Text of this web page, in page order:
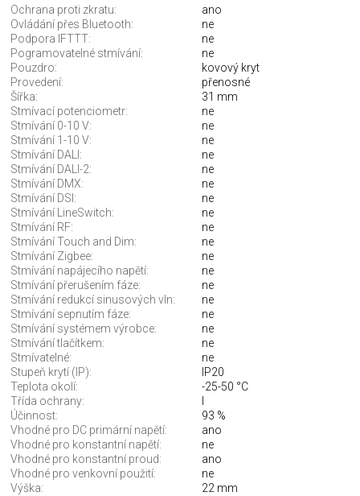
Ochrana proti zkratu:
ano
Ovládání přes Bluetooth:
ne
Podpora IFTTT:
ne
Pogramovatelné stmívání:
ne
Pouzdro:
kovový kryt
Provedení:
přenosné
Šířka:
31 mm
Stmívací potenciometr:
ne
Stmívání 0-10 V:
ne
Stmívání 1-10 V:
ne
Stmívání DALI:
ne
Stmívání DALI-2:
ne
Stmívání DMX:
ne
Stmívání DSI:
ne
Stmívání LineSwitch:
ne
Stmívání RF:
ne
Stmívání Touch and Dim:
ne
Stmívání Zigbee:
ne
Stmívání napájecího napětí:
ne
Stmívání přerušením fáze:
ne
Stmívání redukcí sinusových vln:
ne
Stmívání sepnutím fáze:
ne
Stmívání systémem výrobce:
ne
Stmívání tlačítkem:
ne
Stmívatelné:
ne
Stupeň krytí (IP):
IP20
Teplota okolí:
-25-50 °C
Třída ochrany:
Účinnost:
93 %
Vhodné pro DC primární napětí:
ano
Vhodné pro konstantní napětí:
ne
Vhodné pro konstantní proud:
ano
Vhodné pro venkovní použití:
ne
Výška:
22 mm